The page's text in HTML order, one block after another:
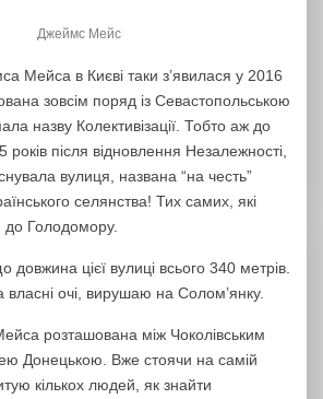
Джеймс Мейс
Мейса в Києві таки з’явилася у 2016
зовсім поряд із Севастопольською
назву Колективізації. Тобто аж до
років після відновлення Незалежності,
вулиця, названа “на честь”
селянства! Тих самих, які
Голодомору.
довжина цієї вулиці всього 340 метрів.
власні очі, вирушаю на Солом’янку.
розташована між Чоколівським
Донецькою. Вже стоячи на самій
кількох людей, як знайти